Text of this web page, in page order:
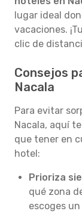
lugar ideal
vacaciones.
clic de
Consejos
Nacala
Para evitar
Nacala, aquí
que tener en
hotel:
Prioriza
qué zona
escoges